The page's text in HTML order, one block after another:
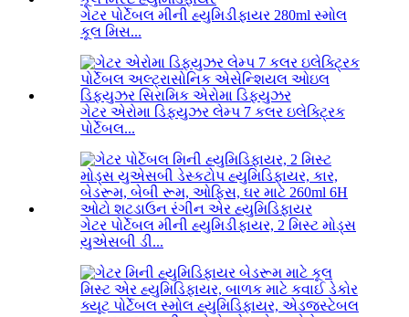
ગેટર પોર્ટેબલ મીની હ્યુમિડીફાયર 280ml સ્મોલ
કૂલ મિસ...
ગેટર એરોમા ડિફ્યુઝર લેમ્પ 7 કલર ઇલેક્ટ્રિક
પોર્ટેબલ...
ગેટર પોર્ટેબલ મીની હ્યુમિડીફાયર, 2 મિસ્ટ મોડ્સ
યુએસબી ડી...